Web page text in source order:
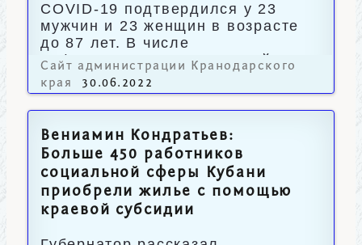
COVID-19 подтвердился у 23
мужчин и 23 женщин в возрасте
до 87 лет. В числе
инфицированных пять детей.
Сайт администрации Кранодарского
края
30.06.2022
Вениамин Кондратьев:
Больше 450 работников
социальной сферы Кубани
приобрели жилье с помощью
краевой субсидии